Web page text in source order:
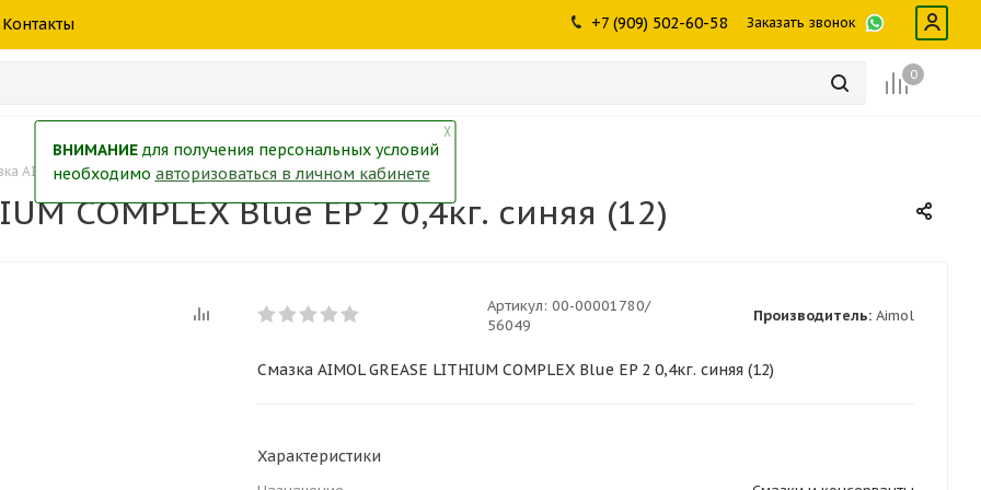
Контакты +7 (909) 502-60-58 Заказать звонок
0
Инструменты
Щетки, скребки,
Лампы
AIMOL GREASE LITHIUM COMPLEX Blue EP 2 0,4кг. синяя (12)
COMPLEX Blue EP 2 0,4кг. синяя (12)
Артикул: 00-00001780/
56049
Производитель: Aimol
Смазка AIMOL GREASE LITHIUM COMPLEX Blue EP 2 0,4кг. синяя (12)
Характеристики
╳
ВНИМАНИЕдля получения персональных условий
необходимо авторизоваться в личном кабинете